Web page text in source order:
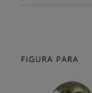
FIGURA PARA